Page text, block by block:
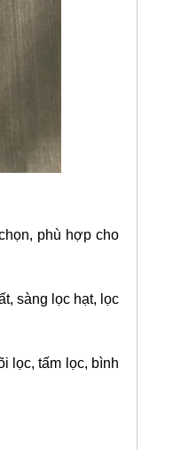
phù hợp cho
sàng lọc hạt, lọc
lọc, tấm lọc, bình